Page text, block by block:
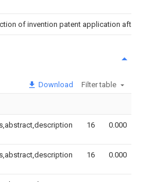
of invention patent application after
Download Filter table
16 0.000
16 0.000